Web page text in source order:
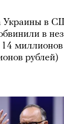
Украины в
в
миллионов
рублей)